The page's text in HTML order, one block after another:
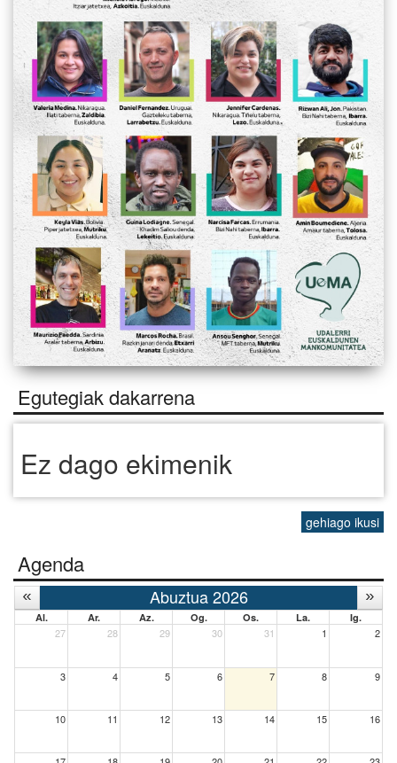
Egutegiak dakarrena
Ez dago ekimenik
gehiago ikusi
Agenda
Abuztua 2026
Al. Ar. Az. Og. Os. La. Ig.
27 28 29 30 31 1 2
3 4 5 6 7 8 9
10 11 12 13 14 15 16